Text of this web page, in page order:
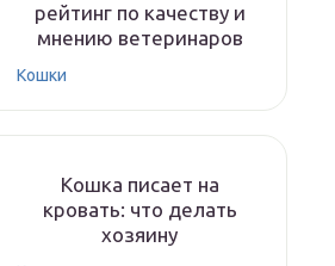
рейтинг по качеству и
мнению ветеринаров
Кошки
Кошка писает на
кровать: что делать
хозяину